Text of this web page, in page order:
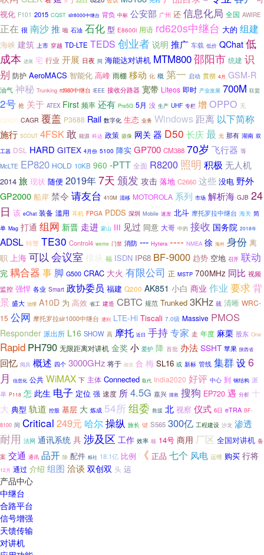
视化 F101 2015 CQST slr8000中继台 背负 中标 公安部 广州 还 信息化局 全国 AWIRE
正在 很 南沙推 啦 石油 石化 型 E8600i 用语 rd620s中继台 大的 组建
海峡 建筑 上市 穿越 TD-LTE TEDS 创业者 说明 推广 车载 低价 QChat 低
成本 进展 宅 行业 开展 日夜 同 海能达对讲机 MTM800邵阳市 统建 识
别 防护 AeroMACS 智能化 高峰 雨棚 移动 化 概 第一 启动 贯彻 4月 GSM-R
油气 神秘 Trunking rd980中继台 IEEE 接收分路器 宽带 Liteos 即时 产业发展 700M 联盟
2号 抢 关于 ATEX First 频率 还有 Pre5G 5月 没 生产 UHF 专栏 增OPPO 无
C2620 CAGR 覆盖 P3688 Rail 数字化 生态 业务 Windows 距离 以下简称
施行 SCOUT 4FSK敢 能源 科达 政策 摄像 网关 器 D50 长庆最 元 那有 湖南 双
工器 DSL HARD GITEX 4月份 5100 降实 GP700 CM388 70岁 飞行器 等
McLTE EP820 HOLD 10KB 960 -PTT 全面 R8200 照明 积极 无人机
2014 旅 现状 随便 2019年7天颁发 攻击 落地 C2660 这些 没电 野外
GP2000 船岸 禁令 请友台 410M 清移 MOTOROLA 系列 市场 解析海 GJB 24
日 该 eChat 装备 滥用 耳机 FPGA PDDS 深圳 Mobile 速发 北斗 摩托罗拉中继台 海关 简
单 Mag 打通 组网 新晋 走进 蒙山 III 见过 同意 大哥 中的 接收 国务院 2018年
ADSL 特警 TE30 Control4 weme 门禁 消防 --- Hytera ---- NMEA 徐 海外 身份 离
职 上海 可以 会议室 模块 福 ISDN IP68 BF-9000 趋势 空地 召开 联动
完 耦合器 事 脚 G500 CRAC 大火 有限公司 正 MSTP 700MHz 同比 视频
监控 强悍 各业 Smart 政协委员 福建 Q200 AK851 小白 商业 作业 要求 背
景 盛大 治理 A10D 为 高效 省工 建造 CBTC 规范 Trunked 3KHz 就 清晰 WRC-
15 公网 摩托罗拉slr1000中继台 遭到 LTE-Hi Tiscali 7.0级 Massive PMOS
Responder 派出所 L16 SHOW 高 摩托 近日 手持专家 走 年度 麻栗 股东 One
Rapid PH790 无限距离对讲机 金奖 小 爱护 降 首批 办法 SSHT 苹果 陕西省
回忆 阅兵 概述 四个 3000GHz 将于 频谱 合 梅 SL16 或 新标 管线 集群设6
月
信息化 公共 WiMAX 下 主体 Connected 取代 India2020 好评 中心 到 钢结构 派
单 P118 怎 此生 电子 定位 强 速度 所4.5G 嘉兴 搜救 搜狗 EP720 遇 分析 十
大 典型 轨道 控股 基层 大 炼成 54所 组委 救援 北 视察 仪式 6日 eTRA BF-
8100 间 Critical 249元 哈尔操纵 旅长 键 S565 300亿 工程建设 沙龙 渗透
耐用 法网 通讯系统 具 涉及区 工作 效率 核 14号 商用 厂区 全国对讲机 备
案 交通 通讯 品开 除 配件 栎社 18.1亿 比例 《 正品 七个 风电 运维 购买 行将
12月 通过 介绍 组图 洽谈 双创双 头 运
产品中心
中继台
合路平台
信号增强
天馈传输
对讲机